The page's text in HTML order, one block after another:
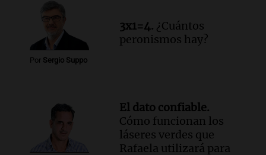
Por Sergio Suppo
3x1=4. ¿Cuántos
peronismos hay?
El dato confiable.
Cómo funcionan los
láseres verdes que
Rafaela utilizará para